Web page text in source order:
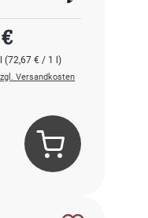
l(72,67 € / 1 l)
Preis:
Versandkosten